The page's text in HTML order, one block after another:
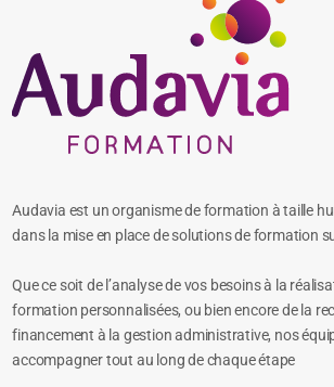
Audavia est un organisme de formation à taille
dans la mise en place de solutions de formation
Que ce soit de l’analyse de vos besoins à la
formation personnalisées, ou bien encore de la
financement à la gestion administrative, nos
accompagner tout au long de chaque étape